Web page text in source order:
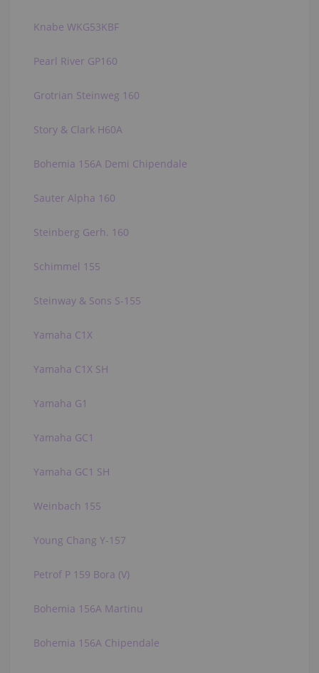
Knabe WKG53KBF
Pearl River GP160
Grotrian Steinweg 160
Story & Clark H60A
Bohemia 156A Demi Chipendale
Sauter Alpha 160
Steinberg Gerh. 160
Schimmel 155
Steinway & Sons S-155
Yamaha C1X
Yamaha C1X SH
Yamaha G1
Yamaha GC1
Yamaha GC1 SH
Weinbach 155
Young Chang Y-157
Petrof P 159 Bora (V)
Bohemia 156A Martinu
Bohemia 156A Chipendale